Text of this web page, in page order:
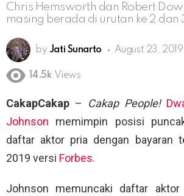
Chris Hemsworth dan Robert
masing berada di urutan ke 2 dan
by Jati Sunarto August 23,
14.5k Views
CakapCakap – Cakap People!
Johnson memimpin posisi
daftar aktor pria dengan bayaran
2019 versi Forbes.
Johnson memuncaki daftar aktor